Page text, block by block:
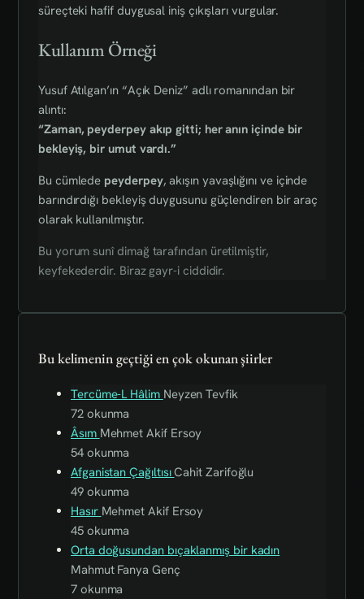
süreçteki hafif duygusal iniş çıkışları vurgular.
Kullanım Örneği
Yusuf Atılgan’ın “Açık Deniz” adlı romanından bir
alıntı:
“Zaman, peyderpey akıp gitti; her anın içinde bir
bekleyiş, bir umut vardı.”
Bu cümlede peyderpey, akışın yavaşlığını ve içinde
barındırdığı bekleyiş duygusunu güçlendiren bir araç
olarak kullanılmıştır.
Bu yorum sunî dimağ tarafından üretilmiştir,
keyfekederdir. Biraz gayr-i ciddidir.
Bu kelimenin geçtiği en çok okunan şiirler
Tercüme-L Hâlim Neyzen Tevfik
72 okunma
Âsım Mehmet Akif Ersoy
54 okunma
Afganistan ÇağıltısıCahit Zarifoğlu
49 okunma
Hasır Mehmet Akif Ersoy
45 okunma
Orta doğusundan bıçaklanmış bir kadın
Mahmut Fanya Genç
7 okunma